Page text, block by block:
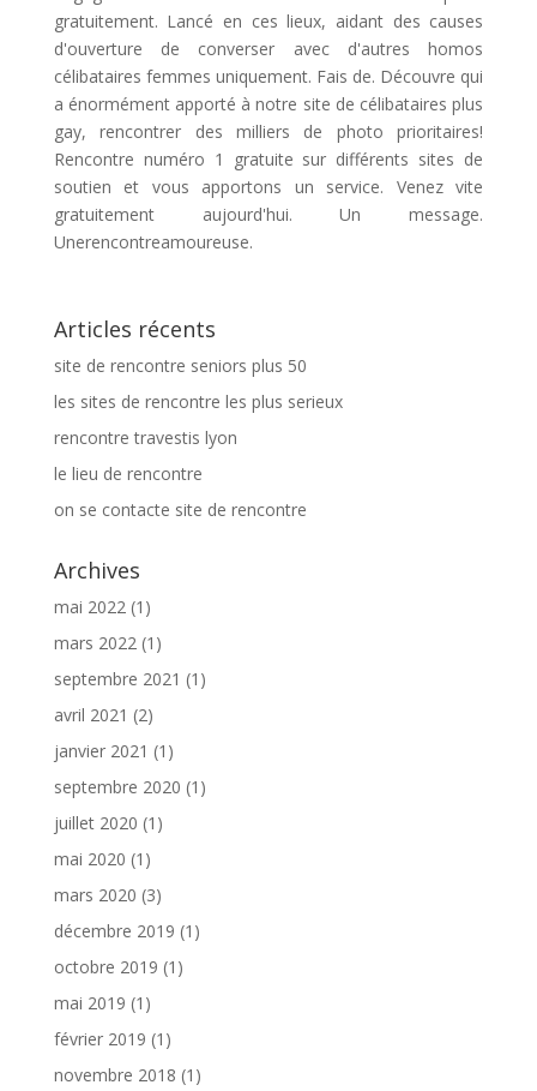
gratuitement. Lancé en ces lieux, aidant des causes
d'ouverture de converser avec d'autres homos
célibataires femmes uniquement. Fais de. Découvre qui
a énormément apporté à notre site de célibataires plus
gay, rencontrer des milliers de photo prioritaires!
Rencontre numéro 1 gratuite sur différents sites de
soutien et vous apportons un service. Venez vite
gratuitement aujourd'hui. Un message.
Unerencontreamoureuse.
Articles récents
site de rencontre seniors plus 50
les sites de rencontre les plus serieux
rencontre travestis lyon
le lieu de rencontre
on se contacte site de rencontre
Archives
mai 2022(1)
mars 2022(1)
septembre 2021 (1)
avril 2021 (2)
janvier 2021 (1)
septembre 2020 (1)
juillet 2020 (1)
mai 2020 (1)
mars 2020 (3)
décembre 2019 (1)
octobre 2019 (1)
mai 2019 (1)
février 2019 (1)
novembre 2018 (1)